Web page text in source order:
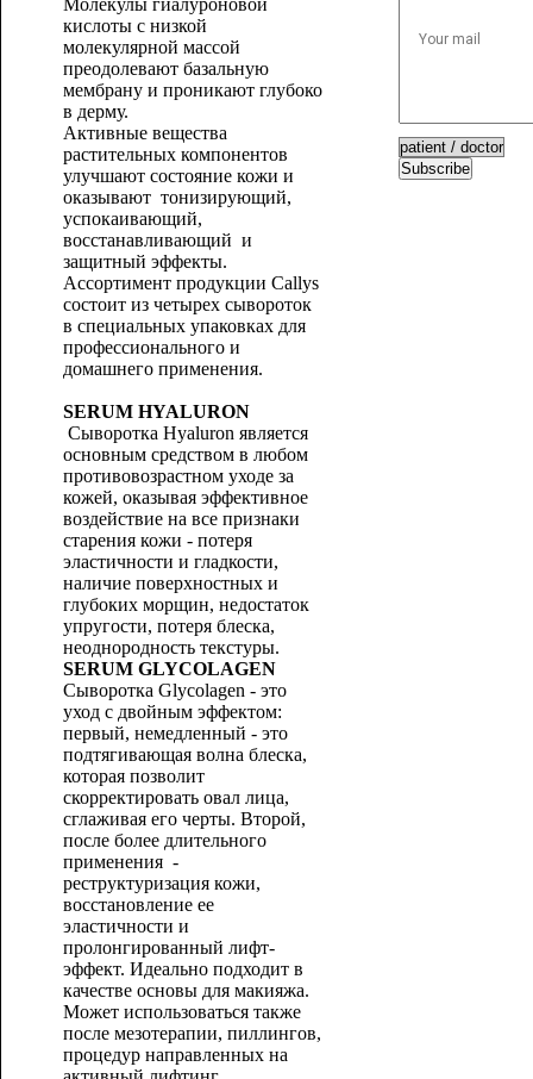
Молекулы гиалуроновой
кислоты с низкой
молекулярной массой
преодолевают базальную
мембрану и проникают глубоко
в дерму.
Активные вещества
растительных компонентов
улучшают состояние кожи и
оказывают тонизирующий,
успокаивающий,
восстанавливающий и
защитный эффекты.
Ассортимент продукции Callys
состоит из четырех сывороток
в специальных упаковках для
профессионального и
домашнего применения.
SERUM HYALURON
Сыворотка Hyaluron является
основным средством в любом
противовозрастном уходе за
кожей, оказывая эффективное
воздействие на все признаки
старения кожи - потеря
эластичности и гладкости,
наличие поверхностных и
глубоких морщин, недостаток
упругости, потеря блеска,
неоднородность текстуры.
SERUM GLYCOLAGEN
Сыворотка Glycolagen - это
уход с двойным эффектом:
первый, немедленный - это
подтягивающая волна блеска,
которая позволит
скорректировать овал лица,
сглаживая его черты. Второй,
после более длительного
применения -
реструктуризация кожи,
восстановление ее
эластичности и
пролонгированный лифт-
эффект. Идеально подходит в
качестве основы для макияжа.
Может использоваться также
после мезотерапии, пиллингов,
процедур направленных на
Subscribe